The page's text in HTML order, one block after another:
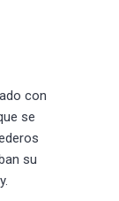
con
se
su